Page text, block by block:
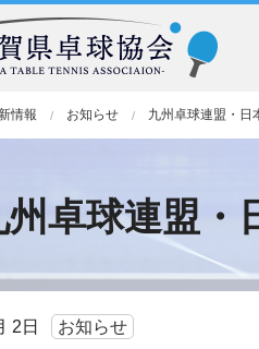
情報 お知らせ 九州卓球連盟・日
州卓球連盟・
2日
お知らせ